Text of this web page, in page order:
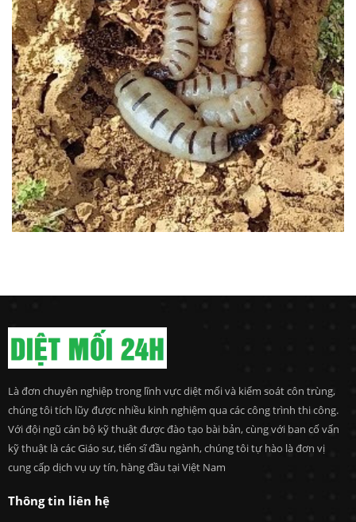
Là đơn chuyên nghiệp trong lĩnh vực diệt mối và kiểm soát côn trùng,
chúng tôi tích lũy được nhiều kinh nghiệm qua các công trình thi công.
Với đội ngũ cán bộ kỹ thuật được đào tạo bài bản, cùng với ban cố vấn
kỹ thuật là các Giáo sư, tiến sĩ đầu ngành, chúng tôi tự hào là đơn vị
cung cấp dịch vụ uy tín, hàng đầu tại Việt Nam
Thông tin liên hệ